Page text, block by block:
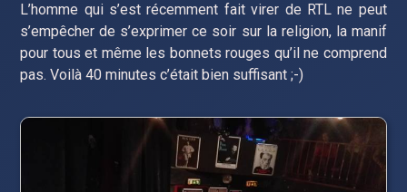
L’homme qui s’est récemment fait virer de RTL ne peut
s’empêcher de s’exprimer ce soir sur la religion, la manif
pour tous et même les bonnets rouges qu’il ne comprend
pas. Voilà 40 minutes c’était bien suffisant ;-)